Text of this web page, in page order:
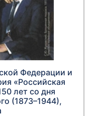
Федерации и
«Российская
лет со дня
(1873–1944),